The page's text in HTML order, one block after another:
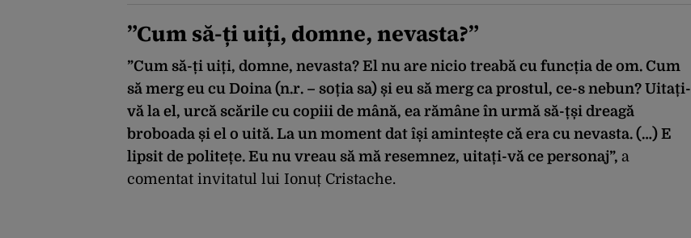
”Cum să-ți uiți, domne, nevasta?”
”Cum să-ți uiți, domne, nevasta? El nu are nicio treabă cu funcția de om. Cum
să merg eu cu Doina (n.r. – soția sa) și eu să merg ca prostul, ce-s nebun? Uitați-
vă la el, urcă scările cu copiii de mână, ea rămâne în urmă să-țși dreagă
broboada și el o uită. La un moment dat își amintește că era cu nevasta. (…) E
lipsit de politețe. Eu nu vreau să mă resemnez, uitați-vă ce personaj”, a
comentat invitatul lui Ionuț Cristache.